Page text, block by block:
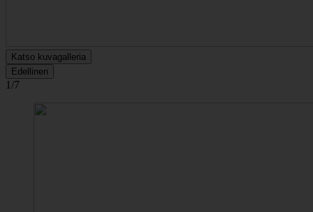
Katso kuvagalleria
Edellinen
1/7